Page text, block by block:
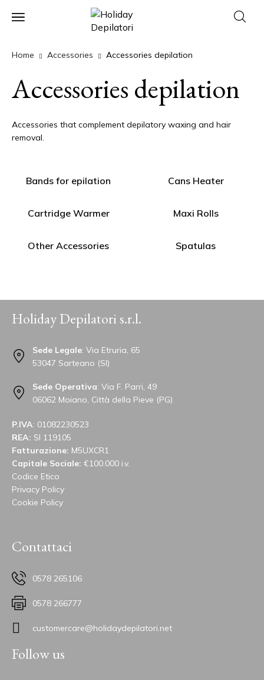
Home Accessories Accessories depilation
Accessories depilation
Accessories that complement depilatory waxing and hair
removal.
Bands for epilation Cans Heater
Cartridge Warmer Maxi Rolls
Other Accessories Spatulas
Holiday Depilatori s.r.l.
Sede Legale: Via Etruria, 65
53047 Sarteano (SI)
Sede Operativa: Via F. Parri, 49
06062 Moiano, Città della Pieve (PG)
P.IVA: 01082230523
REA: SI 119105
Fatturazione: M5UXCR1
Capitale Sociale: €100.000 i.v.
Codice Etico
Privacy Policy
Cookie Policy
Contattaci
0578 265106
0578 266777
customercare@holidaydepilatori.net
Follow us